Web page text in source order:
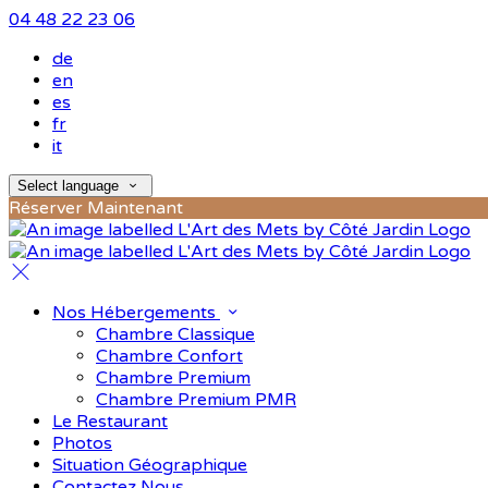
04 48 22 23 06
de
en
es
fr
it
Select language
Réserver Maintenant
Nos Hébergements
Chambre Classique
Chambre Confort
Chambre Premium
Chambre Premium PMR
Le Restaurant
Photos
Situation Géographique